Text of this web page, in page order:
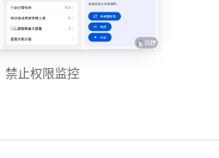
禁止权限监控